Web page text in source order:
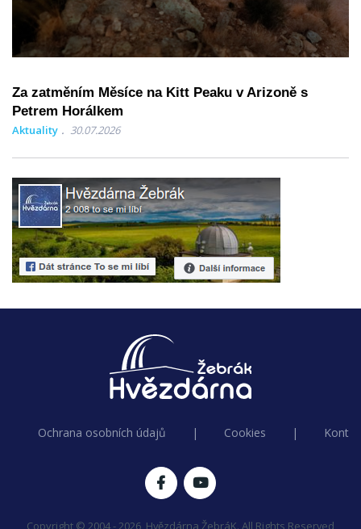
Za zatměním Měsíce na Kitt Peaku v Arizoně s
Petrem Horálkem
Aktuality 30.07.2026
Ochrana osobních údajů | Cookies |
Copyright © 2004 - 2026, Hvězdárna ŽebráK. All Rights Reserved